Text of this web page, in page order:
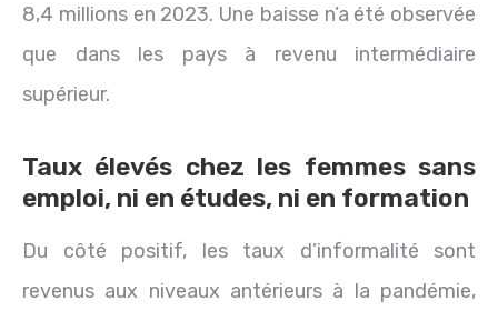
8,4 millions en 2023. Une baisse n’a été observée
que dans les pays à revenu intermédiaire
supérieur.
Taux élevés chez les femmes sans
emploi, ni en études, ni en formation
Du côté positif, les taux d’informalité sont
revenus aux niveaux antérieurs à la pandémie,